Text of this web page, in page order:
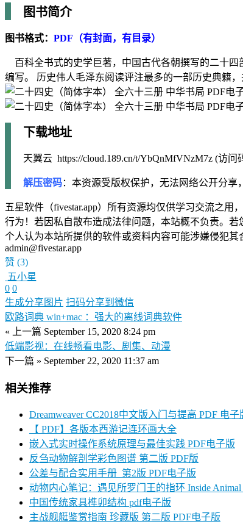
图书简介
图书格式： PDF（有封面，有目录）
百科全书式的史学巨著，中国古代各朝撰写的二十四
编写。 历史伟人毛泽东阅读评注最多的一部历史典籍
下载地址
天翼云 https://cloud.189.cn/t/YbQnMfVNzM7z (访问
解压密码：本资源受版权保护，无法网络公开分享
五星软件（fivestar.app）所有资源均仅供学习交流之
行为！若因私自散布造成法律问题，本站概不负责。
个人认为本站所提供的软件或资料内容可能涉嫌侵犯
admin@fivestar.app
赞 (3)
五小星
0 0
生成分享图片 扫码分享到微信
欧路词典 win+mac ：强大的离线词典软件
« 上一篇 September 15, 2020 8:24 pm
低端影视：在线畅看电影、剧集、动漫
下一篇 » September 22, 2020 11:37 am
相关推荐
Dreamweaver CC2018中文版入门与提高 PDF 电子
【 PDF】各版本西游记连环画大全
嵌入式实时操作系统原理与最佳实践 PDF电子版
反刍动物解剖学彩色图谱 第二版 PDF版
公差与配合实用手册_第2版 PDF电子版
动物内心笔记：遇见所罗门王的指环 Inside Animal
中国传统家具榫卯结构 pdf电子版
主战舰艇鉴赏指南 珍藏版 第二版 PDF电子版